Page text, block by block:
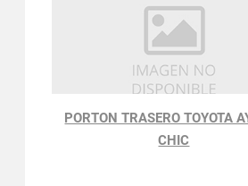
PORTON TRASERO TOYOTA
CHIC